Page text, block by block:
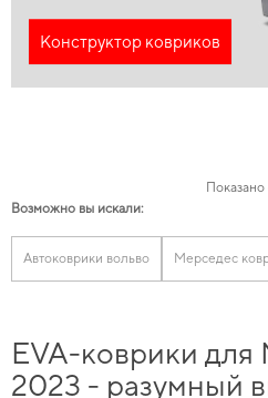
Конструктор ковриков
Показано
Возможно вы искали:
Автоковрики вольво Мерседес
EVA-коврики для
2023 - разумный